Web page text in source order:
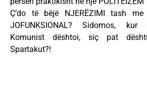
Ç’do të bëjë NJERËZIMI tash
JOFUNKSIONAL? Sidomos, kur
Komunist dështoi, siç pat
Spartakut?!